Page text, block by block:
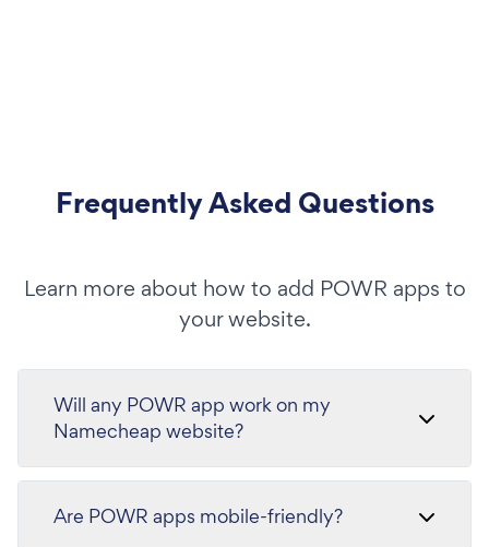
Frequently Asked Questions
Learn more about how to add POWR apps to
your website.
Will any POWR app work on my
Namecheap website?
Are POWR apps mobile-friendly?